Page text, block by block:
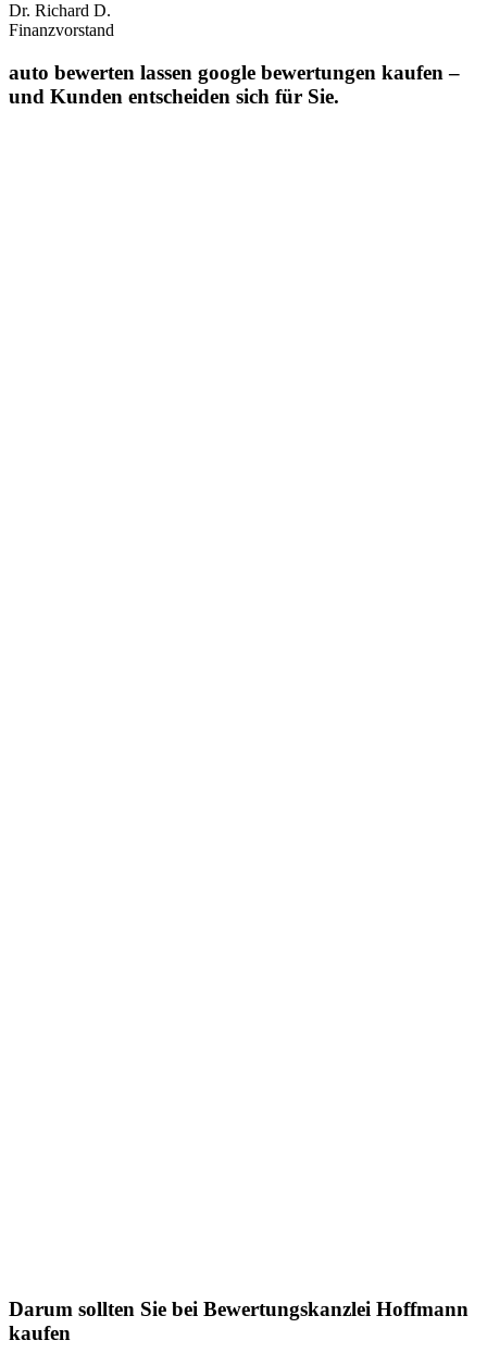
Dr. Richard D.
Finanzvorstand
auto bewerten lassen google bewertungen kaufen –
und Kunden entscheiden sich für Sie.
Darum sollten Sie bei Bewertungskanzlei Hoffmann
kaufen